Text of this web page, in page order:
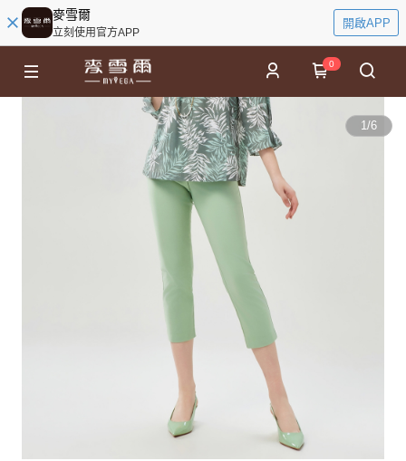
麥雪爾
立刻使用官方APP
開啟APP
0
1/6